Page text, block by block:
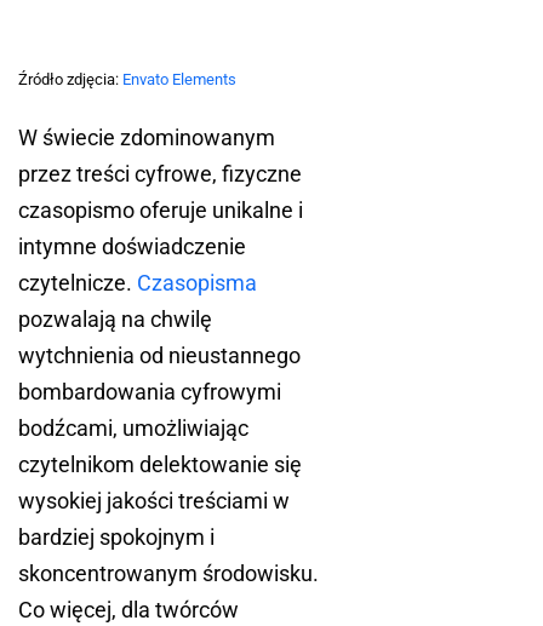
Źródło zdjęcia: Envato Elements
W świecie zdominowanym
przez treści cyfrowe, fizyczne
czasopismo oferuje unikalne i
intymne doświadczenie
czytelnicze. Czasopisma
pozwalają na chwilę
wytchnienia od nieustannego
bombardowania cyfrowymi
bodźcami, umożliwiając
czytelnikom delektowanie się
wysokiej jakości treściami w
bardziej spokojnym i
skoncentrowanym środowisku.
Co więcej, dla twórców